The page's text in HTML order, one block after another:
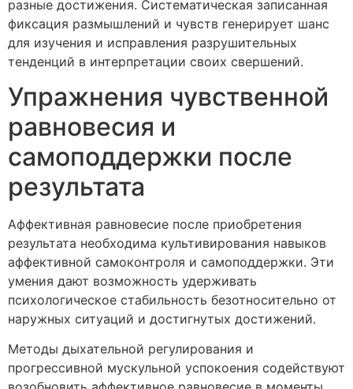
разные достижения. Систематическая записанная
фиксация размышлений и чувств генерирует шанс
для изучения и исправления разрушительных
тенденций в интерпретации своих свершений.
Упражнения чувственной
равновесия и
самоподдержки после
результата
Аффективная равновесие после приобретения
результата необходима культивирования навыков
аффективной самоконтроля и самоподдержки. Эти
умения дают возможность удерживать
психологическое стабильность безотносительно от
наружных ситуаций и достигнутых достижений.
Методы дыхательной регулирования и
прогрессивной мускульной успокоения содействуют